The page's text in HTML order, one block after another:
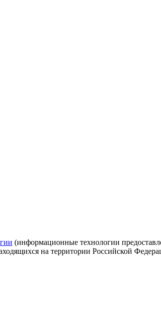
(информационные технологии
на территории Российской